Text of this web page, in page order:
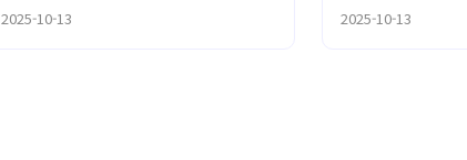
2025-10-13 2025-10-13